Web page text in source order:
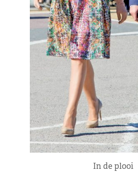
In de plooi